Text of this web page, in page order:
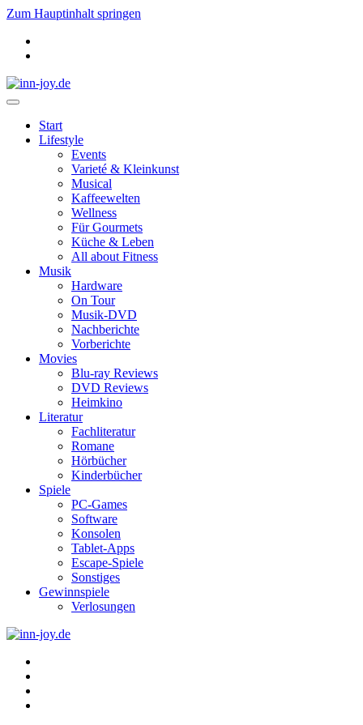
Zum Hauptinhalt springen
Start
Lifestyle
Events
Varieté & Kleinkunst
Musical
Kaffeewelten
Wellness
Für Gourmets
Küche & Leben
All about Fitness
Musik
Hardware
On Tour
Musik-DVD
Nachberichte
Vorberichte
Movies
Blu-ray Reviews
DVD Reviews
Heimkino
Literatur
Fachliteratur
Romane
Hörbücher
Kinderbücher
Spiele
PC-Games
Software
Konsolen
Tablet-Apps
Escape-Spiele
Sonstiges
Gewinnspiele
Verlosungen